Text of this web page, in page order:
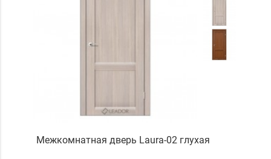
Межкомнатная дверь Laura-02 глухая